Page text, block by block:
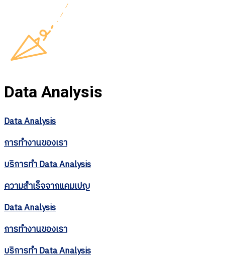
Data Analysis
Data Analysis
การทำงานของเรา
บริการทำData Analysis
ความสำเร็จจากแคมเปญ
Data Analysis
การทำงานของเรา
บริการทำData Analysis